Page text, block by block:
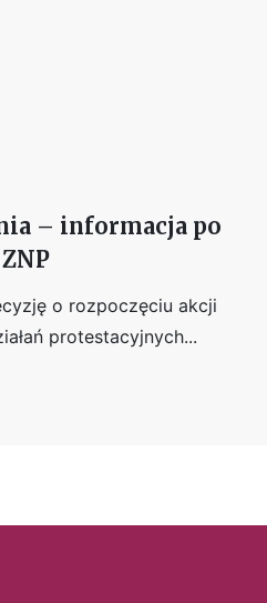
– informacja po
o rozpoczęciu akcji
protestacyjnych...